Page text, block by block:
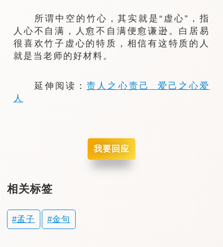
所谓中空的竹心，其实就是“虚心”，指
人心不自满，人愈不自满便愈谦逊。白居易
很喜欢竹子虚心的特质，相信有这特质的人
就是当老师的好材料。
延伸阅读：责人之心责己 爱己之心爱
人
我要回应
相关标签
孟子 金句